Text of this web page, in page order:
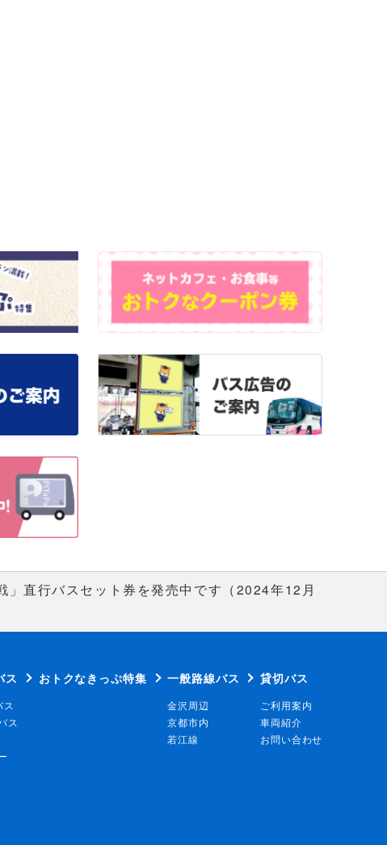
直行バスセット券を発売中です（2024年12月
ス
ス
ス
おトクなきっぷ特集 一般路線バス
金沢周辺
京都市内
若江線
貸切バス
ご利用案内
車両紹介
お問い合わせ